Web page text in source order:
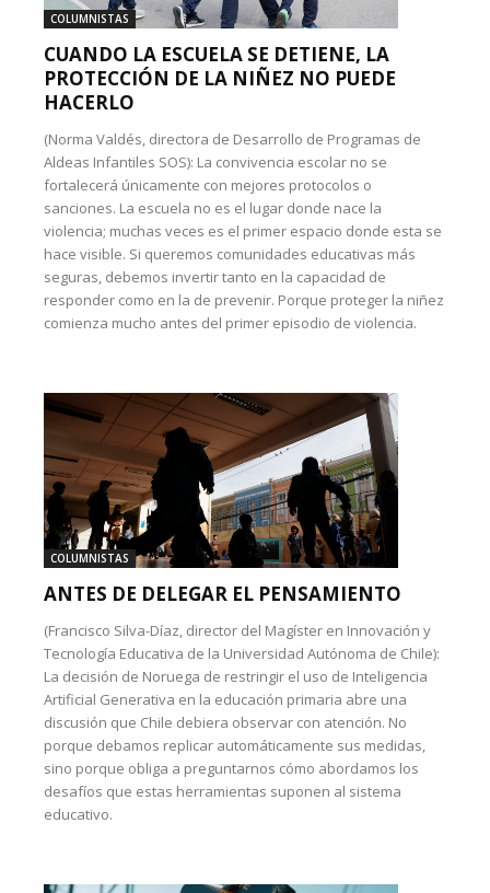
COLUMNISTAS
CUANDO LA ESCUELA SE DETIENE, LA
PROTECCIÓN DE LA NIÑEZ NO PUEDE
HACERLO
(Norma Valdés, directora de Desarrollo de Programas de
Aldeas Infantiles SOS): La convivencia escolar no se
fortalecerá únicamente con mejores protocolos o
sanciones. La escuela no es el lugar donde nace la
violencia; muchas veces es el primer espacio donde esta se
hace visible. Si queremos comunidades educativas más
seguras, debemos invertir tanto en la capacidad de
responder como en la de prevenir. Porque proteger la niñez
comienza mucho antes del primer episodio de violencia.
COLUMNISTAS
ANTES DE DELEGAR EL PENSAMIENTO
(Francisco Silva-Díaz, director del Magíster en Innovación y
Tecnología Educativa de la Universidad Autónoma de Chile):
La decisión de Noruega de restringir el uso de Inteligencia
Artificial Generativa en la educación primaria abre una
discusión que Chile debiera observar con atención. No
porque debamos replicar automáticamente sus medidas,
sino porque obliga a preguntarnos cómo abordamos los
desafíos que estas herramientas suponen al sistema
educativo.